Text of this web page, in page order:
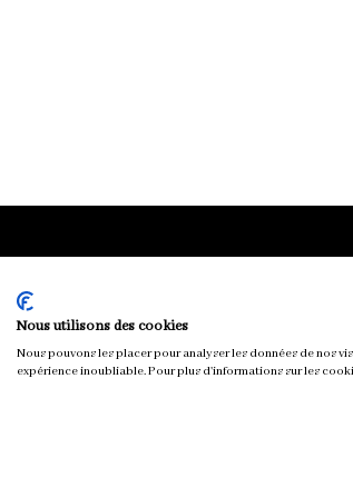
Nous utilisons des cookies
Nous pouvons les placer pour analyser les données de nos
expérience inoubliable. Pour plus d'informations sur les